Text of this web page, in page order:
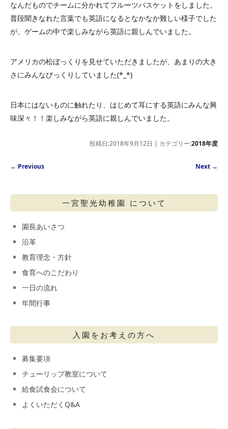
なんだものでチームに分かれてフルーツバスケットをしました。
普段聞きなれた言葉でも英語になるとなかなか難しい様子でした
が、ゲームの中で楽しみながら英語に親しんでいました。
アメリカの松ぼっくりを見せていただきましたが、あまりの大き
さにみんなびっくりしていました(*_*)
日本にはないものに触れたり、はじめて耳にする英語にみんな興
味深々！！楽しみながら英語に親しんでいました。
投稿日:2018年9月12日 | カテゴリー:2018年度
Post navigation
← Previous Next →
一宮聖光幼稚園 について
園長あいさつ
沿革
教育理念・方針
食育へのこだわり
一日の流れ
年間行事
入園をお考えの方へ
募集要項
チューリップ教室について
給食試食会について
よくいただくQ&A